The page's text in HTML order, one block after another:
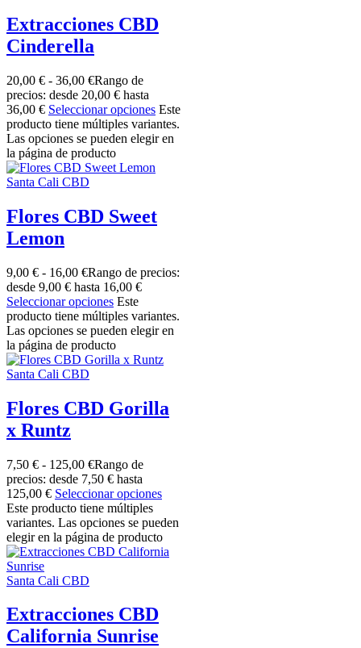
Extracciones CBD
Cinderella
20,00 € - 36,00 €Rango de
precios: desde 20,00 € hasta
36,00 € Seleccionar opciones Este
producto tiene múltiples variantes.
Las opciones se pueden elegir en
la página de producto
Santa Cali CBD
Flores CBD Sweet
Lemon
9,00 € - 16,00 €Rango de precios:
desde 9,00 € hasta 16,00 €
Seleccionar opciones Este
producto tiene múltiples variantes.
Las opciones se pueden elegir en
la página de producto
Santa Cali CBD
Flores CBD Gorilla
x Runtz
7,50 € - 125,00 €Rango de
precios: desde 7,50 € hasta
125,00 € Seleccionar opciones
Este producto tiene múltiples
variantes. Las opciones se pueden
elegir en la página de producto
Santa Cali CBD
Extracciones CBD
California Sunrise